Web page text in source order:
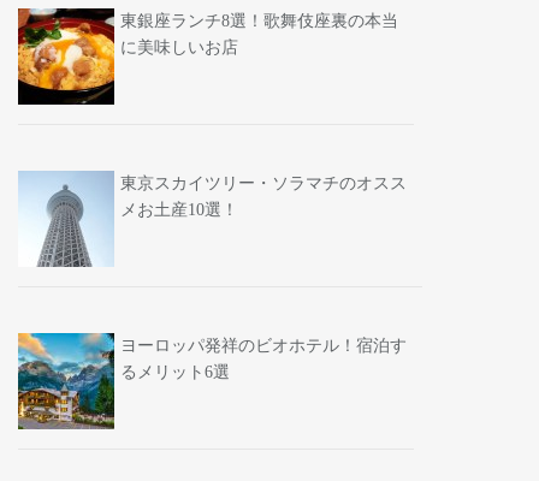
東銀座ランチ8選！歌舞伎座裏の本当
に美味しいお店
東京スカイツリー・ソラマチのオスス
メお土産10選！
ヨーロッパ発祥のビオホテル！宿泊す
るメリット6選